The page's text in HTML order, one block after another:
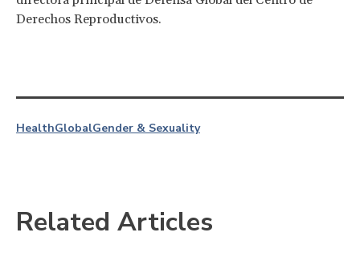
Derechos Reproductivos.
HealthGlobalGender & Sexuality
Related Articles